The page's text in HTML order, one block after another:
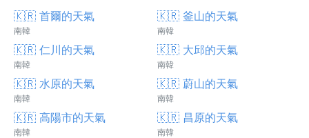
🇰🇷 首爾的天氣
南韓
🇰🇷 釜山的天氣
南韓
🇰🇷 仁川的天氣
南韓
🇰🇷 大邱的天氣
南韓
🇰🇷 水原的天氣
南韓
🇰🇷 蔚山的天氣
南韓
🇰🇷 高陽市的天氣
南韓
🇰🇷 昌原的天氣
南韓